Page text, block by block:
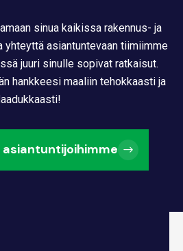
sinua kaikissa rakennus- ja
yhteyttä asiantuntevaan tiimiimme
juuri sinulle sopivat ratkaisut.
hankkeesi maaliin tehokkaasti ja